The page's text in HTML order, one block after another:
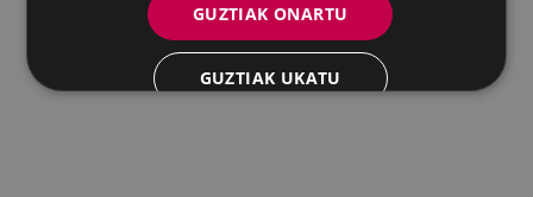
GUZTIAK ONARTU
GUZTIAK UKATU